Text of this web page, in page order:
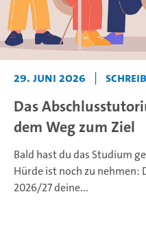
29. Juni 2026 |
Das
dem Weg zum Ziel
Bald hast du das Studium
Hürde ist noch zu
2026/27 deine...